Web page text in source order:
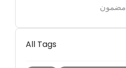
مضمون
All Tags